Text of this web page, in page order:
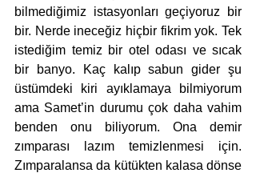
bilmediğimiz istasyonları geçiyoruz bir
bir. Nerde ineceğiz hiçbir fikrim yok. Tek
istediğim temiz bir otel odası ve sıcak
bir banyo. Kaç kalıp sabun gider şu
üstümdeki kiri ayıklamaya bilmiyorum
ama Samet’in durumu çok daha vahim
benden onu biliyorum. Ona demir
zımparası lazım temizlenmesi için.
Zımparalansa da kütükten kalasa dönse